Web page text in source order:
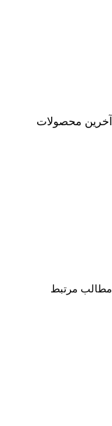
آخرین محصولات
مطالب مرتبط